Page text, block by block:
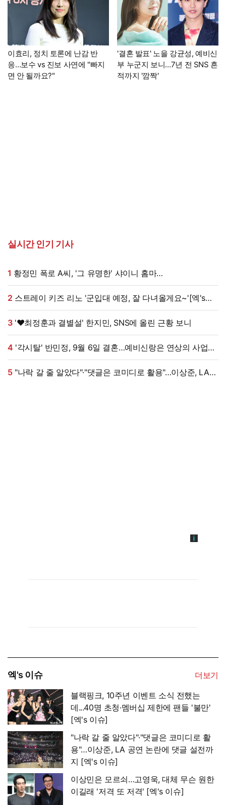
이효리, 정치 토론에 난감 반
응…보수 vs 진보 사연에 "빠지
면 안 될까요?"
'결혼 발표' 노을 강균성, 예비신
부 누군지 보니…7년 전 SNS 흔
적까지 '깜짝'
실시간 인기 기사
1
출신?…"고마워서 술 사려던 건데" 침묵 이유 있었나 [엑's
이슈]
2
HD포토]
3 '♥최정훈과 결별설' 한지민, SNS에 올린 근황 보니
4
[공식]
5"나락 갈 줄 알았다"·"댓글은 코미디로 활용"…이상준, LA
엑's 이슈
더보기
블랙핑크, 10주년 이벤트 소식 전했는
데...40명 초청·멤버십 제한에 팬들 '불만'
[엑's 이슈]
"나락 갈 줄 알았다"·"댓글은 코미디로 활
용"…이상준, LA 공연 논란에 댓글 설전까
지 [엑's 이슈]
이상민은 모르쇠…고영욱, 대체 무슨 원한
이길래 '저격 또 저격' [엑's 이슈]